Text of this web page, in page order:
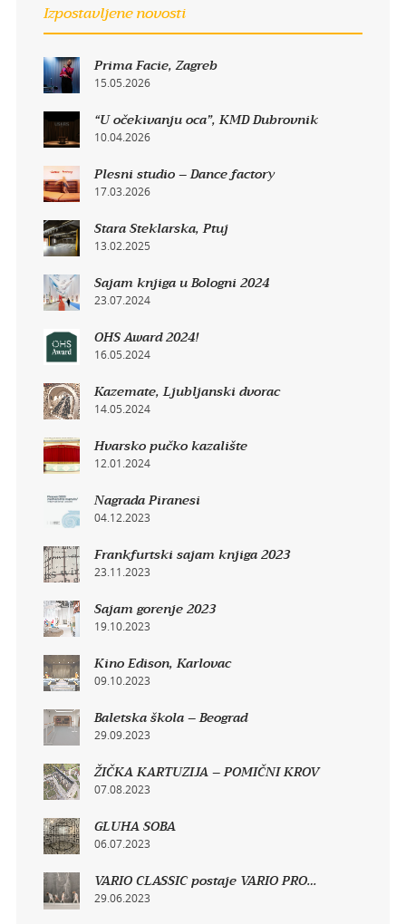
Izpostavljene novosti
Prima Facie, Zagreb
15.05.2026
“U očekivanju oca”, KMD Dubrovnik
10.04.2026
Plesni studio – Dance factory
17.03.2026
Stara Steklarska, Ptuj
13.02.2025
Sajam knjiga u Bologni 2024
23.07.2024
OHS Award 2024!
16.05.2024
Kazemate, Ljubljanski dvorac
14.05.2024
Hvarsko pučko kazalište
12.01.2024
Nagrada Piranesi
04.12.2023
Frankfurtski sajam knjiga 2023
23.11.2023
Sajam gorenje 2023
19.10.2023
Kino Edison, Karlovac
09.10.2023
Baletska škola – Beograd
29.09.2023
ŽIČKA KARTUZIJA – POMIČNI KROV
07.08.2023
GLUHA SOBA
06.07.2023
VARIO CLASSIC postaje VARIO PRO…
29.06.2023